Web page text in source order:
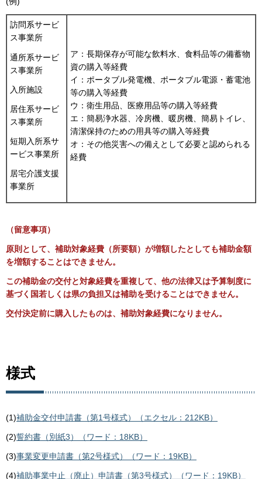
訪問系サービ
ス事業所
通所系サービ
ス事業所
入所施設
居住系サービ
ス事業所
短期入所系サ
ービス事業所
居宅介護支援
事業所
ア：長期保存が可能な飲料水、食料品等の備蓄物
資の購入等経費
イ：ポータブル発電機、ポータブル電源・蓄電池
等の購入等経費
ウ：衛生用品、医療用品等の購入等経費
エ：簡易浄水器、冷房機、暖房機、簡易トイレ、
清潔保持のための用具等の購入等経費
オ：その他災害への備えとして必要と認められる
経費
（留意事項）
原則として、補助対象経費（所要額）が増額したとしても補助金額
を増額することはできません。
この補助金の交付と対象経費を重複して、他の法律又は予算制度に
基づく国若しくは県の負担又は補助を受けることはできません。
交付決定前に購入したものは、補助対象経費になりません。
様式
(1)補助金交付申請書（第1号様式）（エクセル：212KB）
(2)誓約書（別紙3）（ワード：18KB）
(3)事業変更申請書（第2号様式）（ワード：19KB）
(4)補助事業中止（廃止）申請書（第3号様式）（ワード：19KB）